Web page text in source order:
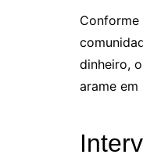
dinheiro,
arame